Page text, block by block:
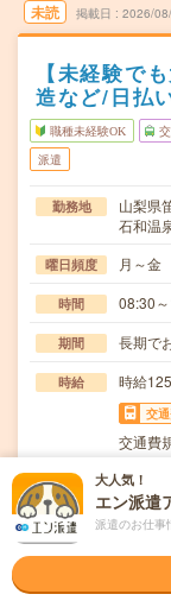
未読 掲載日 2026/
【未経験で
造など/日払
職種未経験OK
派遣
勤務地
山梨県
石和温
曜日頻度 月～金
時間 08:30
期間 長期で
時給 時給
交
交通費
仕事内容
残業20
態まで
応募資格
職種
◆未経
で気
大人気！
エン派遣
派遣のお仕事